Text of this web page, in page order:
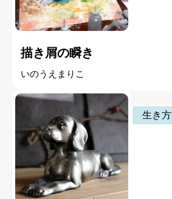
描き屑の瞬き
いのうえまりこ
生き方